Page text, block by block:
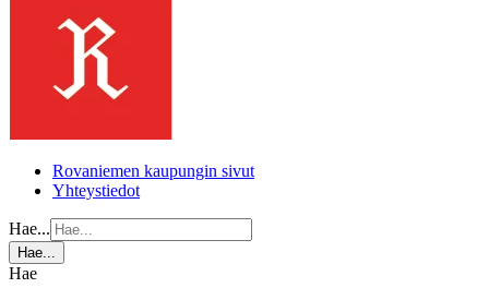
Rovaniemen kaupungin sivut
Yhteystiedot
Hae...
Hae...
Hae